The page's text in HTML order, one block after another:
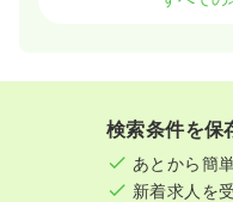
気になる
8:30～17:00
4週8休以上
ブランク
検索条件を保
あとから簡
新着求人を